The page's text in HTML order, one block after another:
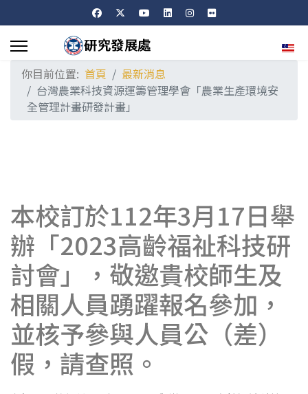
選擇
你目前位置: 首頁
最新消息
台灣農業科技資源運籌管理學會「農業生產環境安
全管理計畫研發計畫」
本校訂於112年3月17日舉
辦「2023高齡福祉科技研
討會」，敬邀貴校師生及
相關人員踴躍報名參加，
並核予參與人員公（差）
假，請查照。